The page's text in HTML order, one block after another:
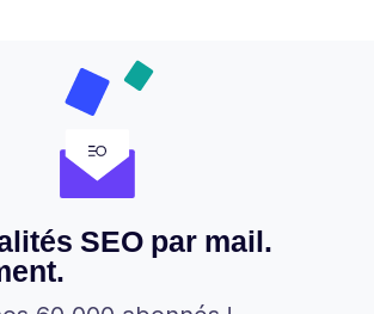
SEO par mail.